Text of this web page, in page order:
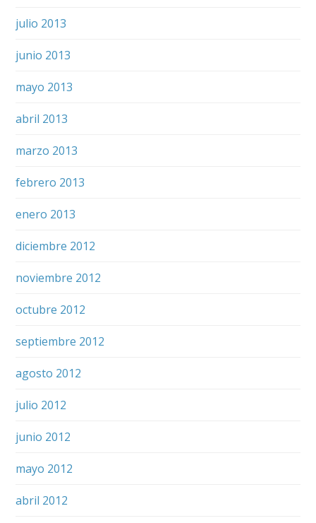
julio 2013
junio 2013
mayo 2013
abril 2013
marzo 2013
febrero 2013
enero 2013
diciembre 2012
noviembre 2012
octubre 2012
septiembre 2012
agosto 2012
julio 2012
junio 2012
mayo 2012
abril 2012